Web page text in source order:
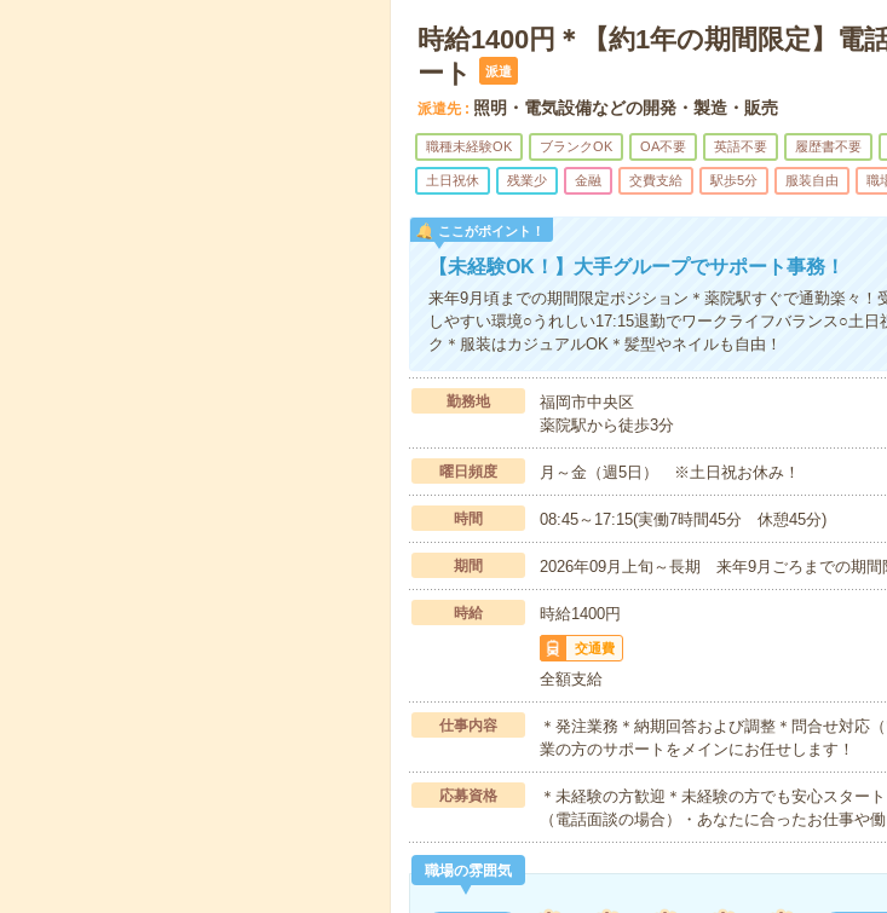
時給1400円＊【約1年の期間限定】電
ート
派遣
派遣先 照明・電気設備などの開発・製造・販売
職種未経験OK ブランクOK OA不要 英語不要 履歴書不要
土日祝休 残業少 金融 交費支給 駅歩5分 服装自由 職
ここがポイント！
【未経験OK！】大手グループでサポート事務！
来年9月頃までの期間限定ポジション＊薬院駅すぐで通勤楽々！
しやすい環境○うれしい17:15退勤でワークライフバランス○土
ク＊服装はカジュアルOK＊髪型やネイルも自由！
勤務地
福岡市中央区
薬院駅から徒歩3分
曜日頻度 月～金（週5日） ※土日祝お休み！
時間 08:45～17:15(実働7時間45分 休憩45分)
期間 2026年09月上旬～長期 来年9月ごろまでの期
時給 時給1400円
交通費
全額支給
仕事内容
＊発注業務＊納期回答および調整＊問合せ対応
業の方のサポートをメインにお任せします！
応募資格
＊未経験の方歓迎＊未経験の方でも安心スター
（電話面談の場合）・あなたに合ったお仕事や
職場の雰囲気